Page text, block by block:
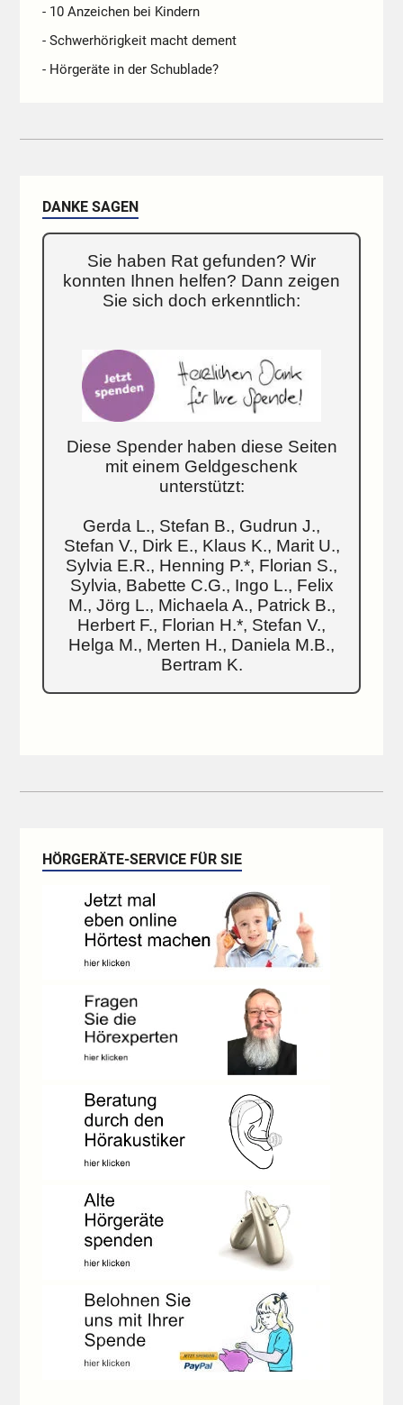
- 10 Anzeichen bei Kindern
- Schwerhörigkeit macht dement
- Hörgeräte in der Schublade?
DANKE SAGEN
Sie haben Rat gefunden? Wir
konnten Ihnen helfen? Dann zeigen
Sie sich doch erkenntlich:
Diese Spender haben diese Seiten
mit einem Geldgeschenk
unterstützt:
Gerda L., Stefan B., Gudrun J.,
Stefan V., Dirk E., Klaus K., Marit U.,
Sylvia E.R., Henning P.*, Florian S.,
Sylvia, Babette C.G., Ingo L., Felix
M., Jörg L., Michaela A., Patrick B.,
Herbert F., Florian H.*, Stefan V.,
Helga M., Merten H., Daniela M.B.,
Bertram K.
HÖRGERÄTE-SERVICE FÜR SIE